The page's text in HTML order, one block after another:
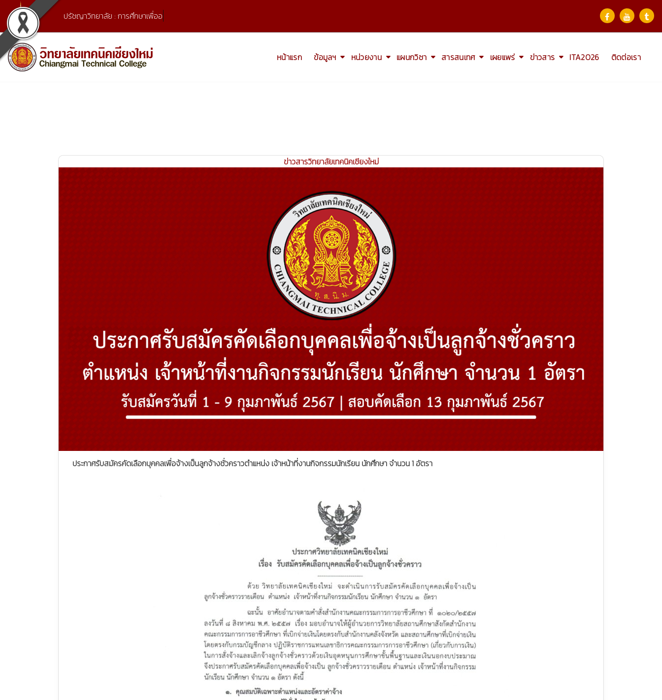
content
ปรัชญาวิทยาลัย : การศึกษาเพื่ออาชีพ แล
หน้าแรก ข้อมูลฯ หน่วยงาน แผนกวิชา สารสนเทศ เผยแพร่ ข่าวสาร ITA2026 ติดต่อเรา
ข่าวสารวิทยาลัยเทคนิคเชียงใหม่
ประกาศรับสมัครคัดเลือกบุคคลเพื่อจ้างเป็นลูกจ้างชั่วคราวตำแหน่ง เจ้าหน้าที่งานกิจกรรมนักเรียน นักศึกษา จำนวน 1 อัตรา